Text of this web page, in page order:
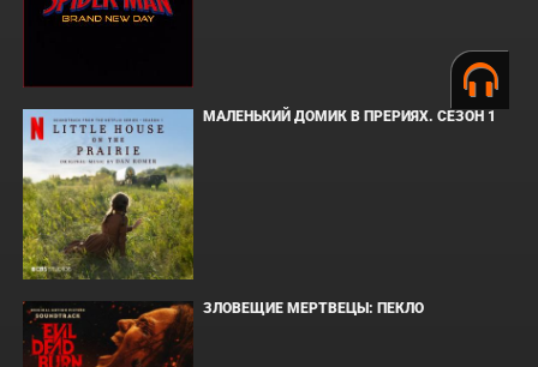
МАЛЕНЬКИЙ ДОМИК В ПРЕРИЯХ. СЕЗОН 1
ЗЛОВЕЩИЕ МЕРТВЕЦЫ: ПЕКЛО